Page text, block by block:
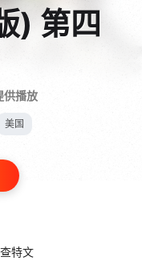
) 第四
播放
美国
特文